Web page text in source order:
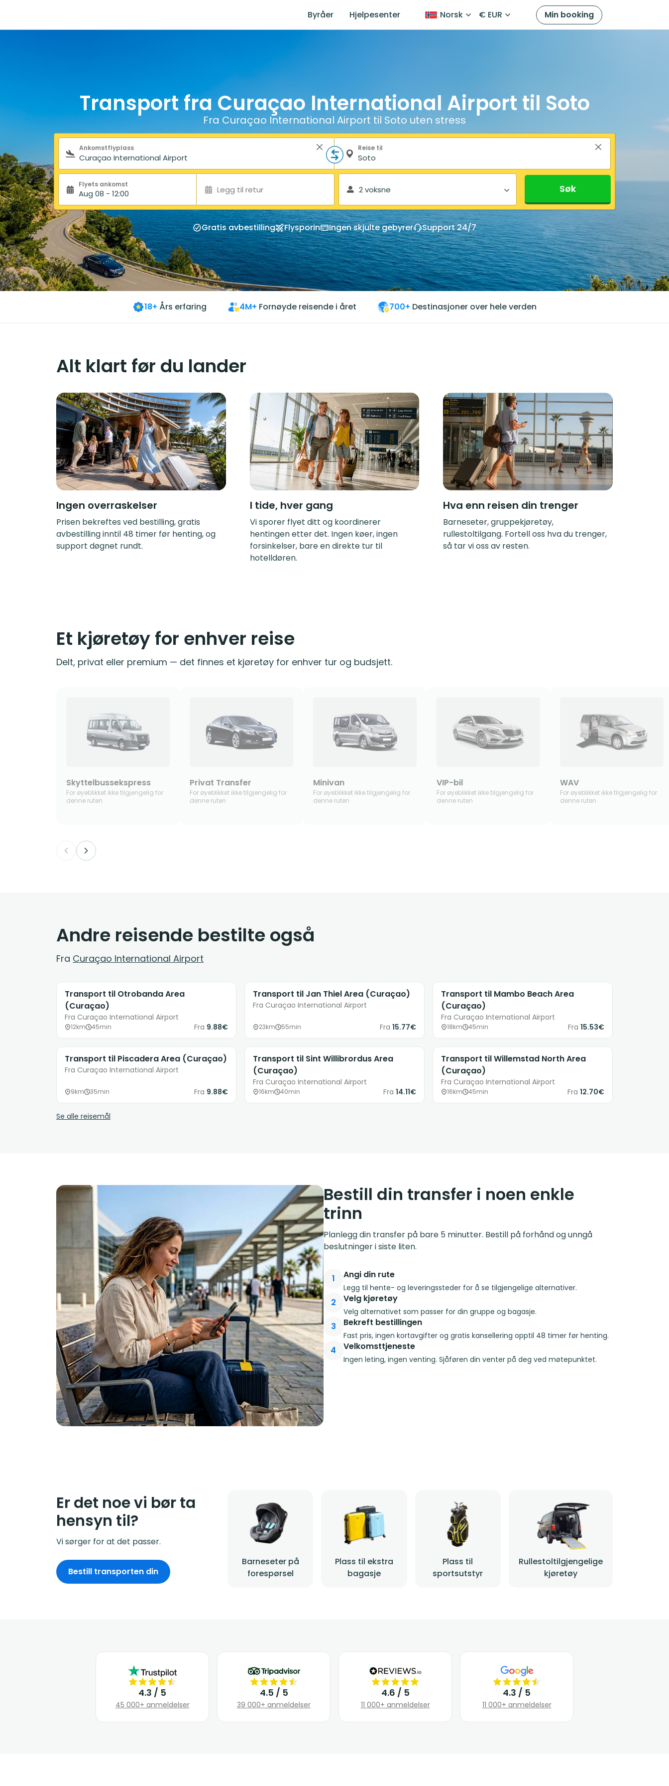
Byråer Hjelpesenter Norsk € EUR Min booking
Transport fra Curaçao International Airport til Soto
Fra Curaçao International Airport til Soto uten stress
Søkeskjema
Ankomstflyplass Reise til
Flyets ankomst
Aug 08 - 12:00 Legg til retur 2 voksne Søk
Gratis avbestilling Flysporin Ingen skjulte gebyrer Support 24/7
18+ Års erfaring 4M+ Fornøyde reisende i året 700+ Destinasjoner over hele verden
Alt klart før du lander
Ingen overraskelser
Prisen bekreftes ved bestilling, gratis
avbestilling inntil 48 timer før henting, og
support døgnet rundt.
I tide, hver gang
Vi sporer flyet ditt og koordinerer
hentingen etter det. Ingen køer, ingen
forsinkelser, bare en direkte tur til
hotelldøren.
Hva enn reisen din trenger
Barneseter, gruppekjøretøy,
rullestoltilgang. Fortell oss hva du trenger,
så tar vi oss av resten.
Et kjøretøy for enhver reise
Delt, privat eller premium — det finnes et kjøretøy for enhver tur og budsjett.
Skyttelbussekspress
For øyeblikket ikke tilgjengelig for
denne ruten
Privat Transfer
For øyeblikket ikke tilgjengelig for
denne ruten
Minivan
For øyeblikket ikke tilgjengelig for
denne ruten
VIP-bil
For øyeblikket ikke tilgjengelig for
denne ruten
WAV
For øyeblikket ikke tilgjengelig for
denne ruten
Andre reisende bestilte også
Fra Curaçao International Airport
Transport til Otrobanda Area
(Curaçao)
Fra Curaçao International Airport
12km 45min Fra 9.88€
Transport til Jan Thiel Area (Curaçao)
Fra Curaçao International Airport
23km 55min Fra 15.77€
Transport til Mambo Beach Area
(Curaçao)
Fra Curaçao International Airport
18km 45min Fra 15.53€
Transport til Piscadera Area (Curaçao)
Fra Curaçao International Airport
9km 35min Fra 9.88€
Transport til Sint Willibrordus Area
(Curaçao)
Fra Curaçao International Airport
16km 40min Fra 14.11€
Transport til Willemstad North Area
(Curaçao)
Fra Curaçao International Airport
16km 45min Fra 12.70€
Se alle reisemål
Bestill din transfer i noen enkle
trinn
Planlegg din transfer på bare 5 minutter. Bestill på forhånd og unngå
beslutninger i siste liten.
1 Angi din rute
Legg til hente- og leveringssteder for å se tilgjengelige alternativer.
2 Velg kjøretøy
Velg alternativet som passer for din gruppe og bagasje.
3 Bekreft bestillingen
Fast pris, ingen kortavgifter og gratis kansellering opptil 48 timer før henting.
4 Velkomsttjeneste
Ingen leting, ingen venting. Sjåføren din venter på deg ved møtepunktet.
Er det noe vi bør ta
hensyn til?
Vi sørger for at det passer.
Barneseter på
forespørsel
Plass til ekstra
bagasje
Plass til
sportsutstyr
Rullestoltilgjengelige
kjøretøy
Bestill transporten din
4.3 / 5
45 000+ anmeldelser
4.5 / 5
39 000+ anmeldelser
4.6 / 5
11 000+ anmeldelser
4.3 / 5
11 000+ anmeldelser